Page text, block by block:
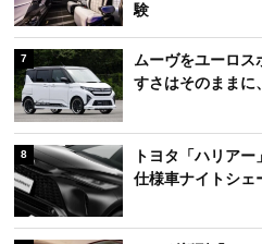
験
7
ムーヴをユーロス
すさはそのままに
8
トヨタ「ハリア
仕様車ナイトシェ